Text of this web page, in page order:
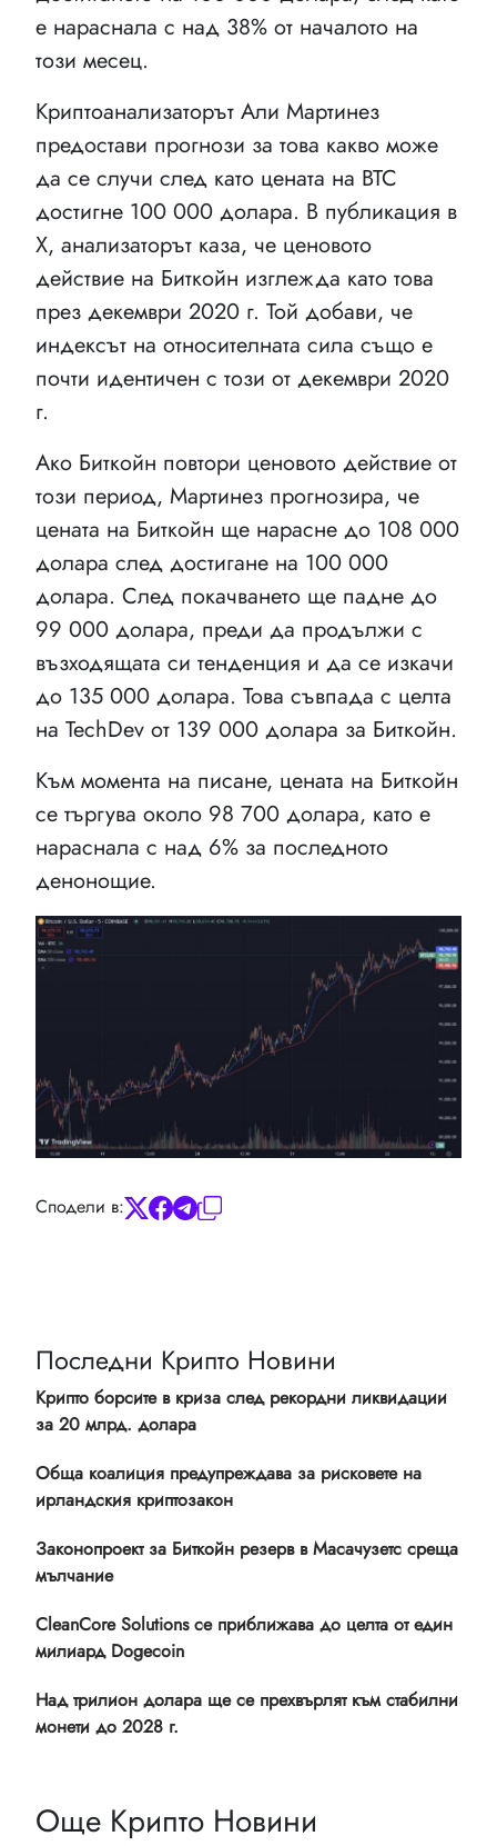
е нараснала с над 38% от началото на
този месец.
Криптоанализаторът Али Мартинез
предостави прогнози за това какво може
да се случи след като цената на BTC
достигне 100 000 долара. В публикация в
X, анализаторът каза, че ценовото
действие на Биткойн изглежда като това
през декември 2020 г. Той добави, че
индексът на относителната сила също е
почти идентичен с този от декември 2020
г.
Ако Биткойн повтори ценовото действие от
този период, Мартинез прогнозира, че
цената на Биткойн ще нарасне до 108 000
долара след достигане на 100 000
долара. След покачването ще падне до
99 000 долара, преди да продължи с
възходящата си тенденция и да се изкачи
до 135 000 долара. Това съвпада с целта
на TechDev от 139 000 долара за Биткойн.
Към момента на писане, цената на Биткойн
се търгува около 98 700 долара, като е
нараснала с над 6% за последното
денонощие.
Сподели в:
Последни Крипто Новини
Крипто борсите в криза след рекордни ликвидации
за 20 млрд. долара
Обща коалиция предупреждава за рисковете на
ирландския криптозакон
Законопроект за Биткойн резерв в Масачузетс среща
мълчание
CleanCore Solutions се приближава до целта от един
милиард Dogecoin
Над трилион долара ще се прехвърлят към стабилни
монети до 2028 г.
Още Крипто Новини